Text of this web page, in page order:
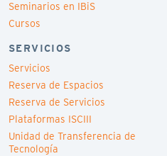
Seminarios en IBiS
Cursos
SERVICIOS
Servicios
Reserva de Espacios
Reserva de Servicios
Plataformas ISCIII
Unidad de Transferencia de
Tecnología